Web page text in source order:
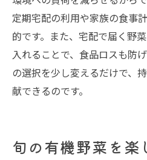
定期宅配の利用や家族の食事
的です。また、宅配で届く野
入れることで、食品ロスも防
の選択を少し変えるだけで、
献できるのです。
旬の有機野菜を